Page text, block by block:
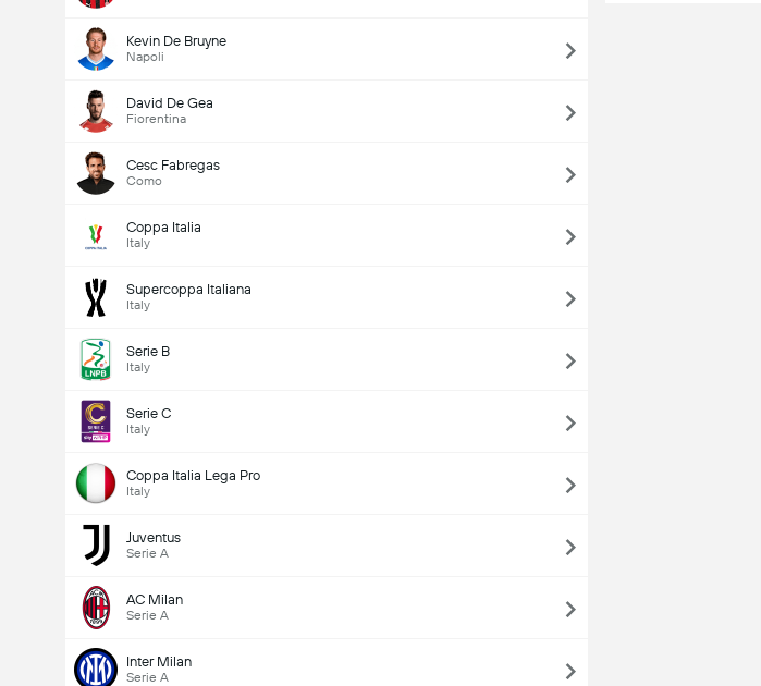
Kevin De Bruyne
Napoli
David De Gea
Fiorentina
Cesc Fabregas
Como
Coppa Italia
Italy
Supercoppa Italiana
Italy
Serie B
Italy
Serie C
Italy
Coppa Italia Lega Pro
Italy
Juventus
Serie A
AC Milan
Serie A
Inter Milan
Serie A